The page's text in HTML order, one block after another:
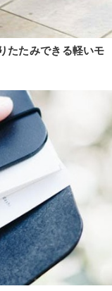
たたみできる軽いモ